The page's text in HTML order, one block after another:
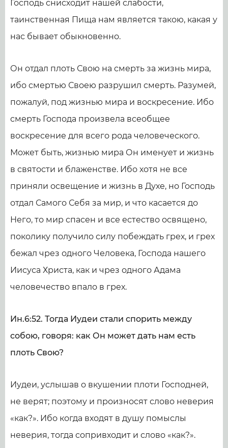
Господь снисходит нашей слабости,
таинственная Пища нам является такою, какая у
нас бывает обыкновенно.
Он отдал плоть Свою на смерть за жизнь мира,
ибо смертью Своею разрушил смерть. Разумей,
пожалуй, под жизнью мира и воскресение. Ибо
смерть Господа произвела всеобщее
воскресение для всего рода человеческого.
Может быть, жизнью мира Он именует и жизнь
в святости и блаженстве. Ибо хотя не все
приняли освещение и жизнь в Духе, но Господь
отдал Самого Себя за мир, и что касается до
Него, то мир спасен и все естество освящено,
поколику получило силу побеждать грех, и грех
бежал чрез одного Человека, Господа нашего
Иисуса Христа, как и чрез одного Адама
человечество впало в грех.
Ин.6:52. Тогда Иудеи стали спорить между
собою, говоря: как Он может дать нам есть
плоть Свою?
Иудеи, услышав о вкушении плоти Господней,
не верят; поэтому и произносят слово неверия
«как?». Ибо когда входят в душу помыслы
неверия, тогда сопривходит и слово «как?».